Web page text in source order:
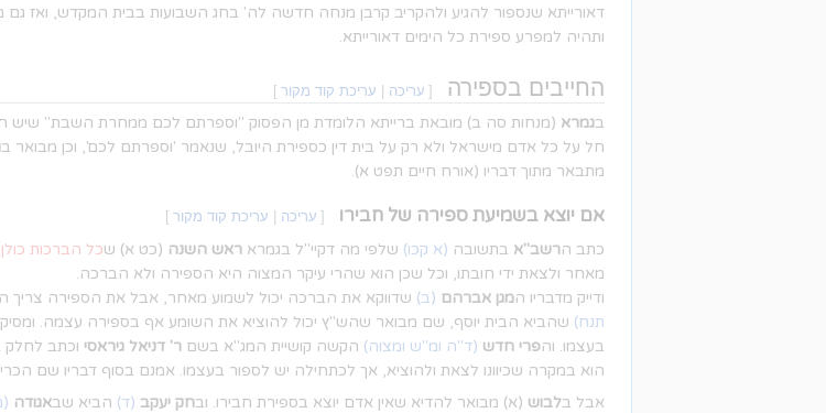
דאורייתא שנספור להגיע ולהקריב קרבן מנחה חדשה לה' בחג השבועות בבית המקדש, ואז
ותהיה למפרע ספירת כל הימים דאורייתא.
החייבים בספירה [ עריכה עריכת קוד מקור ]
בגמרא (מנחות סה ב) מובאת ברייתא הלומדת מן הפסוק "וספרתם לכם ממחרת השבת" שיש
חל על כל אדם מישראל ולא רק על בית דין כספירת היובל, שנאמר 'וספרתם לכם', וכן מבואר ב
מתבאר מתוך דבריו (אורח חיים תפט א).
אם יוצא בשמיעת ספירה של חבירו [ עריכה עריכת קוד מקור ]
כתב הרשב"א בתשובה (א קכו) שלפי מה דקיי"ל בגמרא ראש השנה (כט א) שכל הברכות
מאחר ולצאת ידי חובתו, וכל שכן הוא שהרי עיקר המצוה היא הספירה ולא הברכה.
ודייק מדבריו המגן אברהם (ב) שדווקא את הברכה יכול לשמוע מאחר, אבל את הספירה
תנח) שהביא הבית יוסף, שם מבואר שהש"ץ יכול להוציא את השומע אף בספירה עצמה. ומסיק
בעצמו. והפרי חדש (ד"ה ומ"ש ומצוה) הקשה קושיית המג"א בשם ר' דניאל גיראסי וכתב
הוא במקרה שכיוונו לצאת ולהוציא, אך לכתחילה יש לספור בעצמו. אמנם בסוף דבריו שם
אבל בלבוש (א) מבואר להדיא שאין אדם יוצא בספירת חבירו. ובחק יעקב (ד) הביא שבאגודה